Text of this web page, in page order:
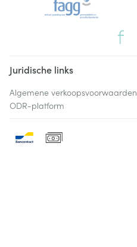
Juridische links
Algemene verkoopsvoorwaarden
ODR-platform